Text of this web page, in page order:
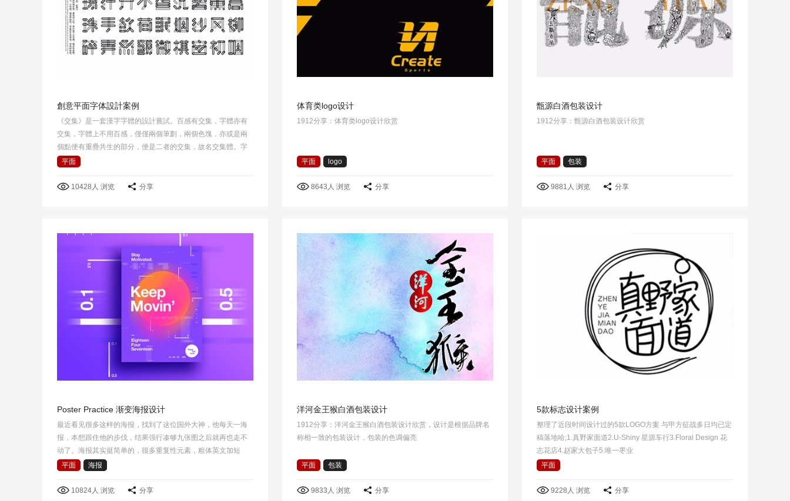
創意平面字体設計案例
《交集》是一套漢字字體的設計嘗試。百感有交集，字體亦有
交集，字體上不用百感，僅僅兩個筆劃，兩個色塊，亦或是兩
個點便有重疊共生的部分，便是二者的交集，故名交集體。字
體採用黑白灰相互疊加的手法體現交集共生的概念，在黑白灰
平面
10428人 浏览 分享
体育类logo设计
1912分享：体育类logo设计欣赏
平面 logo
8643人 浏览 分享
甑源白酒包装设计
1912分享：甑源白酒包装设计欣赏
平面 包装
9881人 浏览 分享
Poster Practice 渐变海报设计
最近看见很多这样的海报，找到了这位国外大神，他每天一海
报，本想跟住他的步伐，结果强行凑够九张图之后就再也走不
动了。海报其实挺简单的，很多重复性元素，粗体英文加短
线，简单的图形排列和一些杂色添加，主要是找一些好的色彩
平面 海报
10824人 浏览 分享
洋河金王猴白酒包装设计
1912分享：洋河金王猴白酒包装设计欣赏，设计是根据品牌名
称相一致的包装设计，包装的色调偏亮
平面 包装
9833人 浏览 分享
5款标志设计案例
整理了近段时间设计过的5款LOGO方案 与甲方征战多日均已定
稿落地哈;1.真野家面道2.U-Shiny 星源车行3.Floral Design 花
志花店4.赵家大包子5.唯一枣业
平面
9228人 浏览 分享